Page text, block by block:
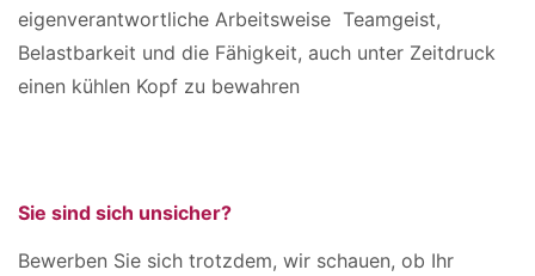
eigenverantwortliche Arbeitsweise Teamgeist,
Belastbarkeit und die Fähigkeit, auch unter Zeitdruck
einen kühlen Kopf zu bewahren
Sie sind sich unsicher?
Bewerben Sie sich trotzdem, wir schauen, ob Ihr